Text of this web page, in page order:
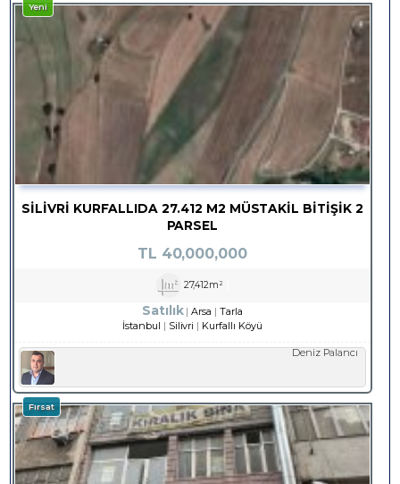
Yeni
SİLİVRİ KURFALLIDA 27.412 M2 MÜSTAKİL BİTİŞİK 2
PARSEL
TL 40,000,000
27,412m²
Satılık Arsa
Tarla
İstanbul
Silivri Kurfallı Köyü
Deniz Palancı
Fırsat